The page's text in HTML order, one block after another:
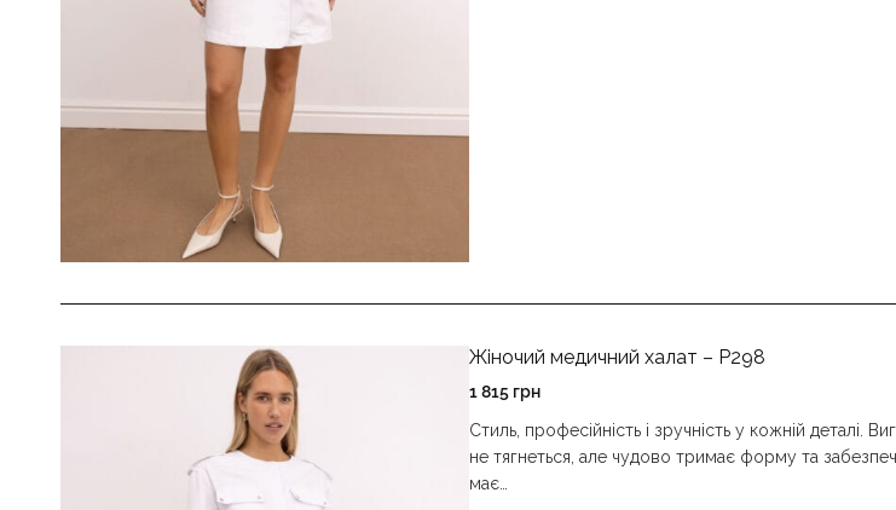
Жіночий медичний халат – P298
1 815 грн
Cтиль, професійність і зручність у кожній деталі.
не тягнеться, але чудово тримає форму та
має…